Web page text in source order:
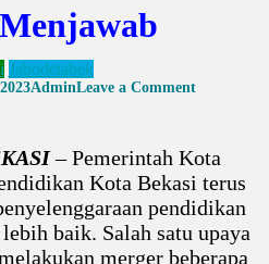
Jabodetabek
AdminLeave a Commenton
Beberapa
SDN,
Dinas
Bekasi
Menjawab
– Pemerintah Kota
Kota Bekasi terus
pendidikan
baik. Salah satu upaya
merger beberapa